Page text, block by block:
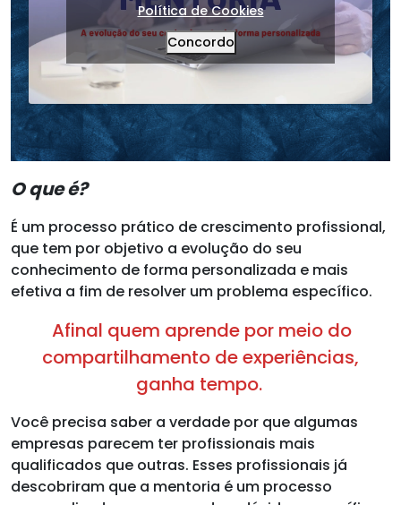
Política de Cookies
Concordo
O que é?
É um processo prático de crescimento profissional,
que tem por objetivo a evolução do seu
conhecimento de forma personalizada e mais
efetiva a fim de resolver um problema específico.
Afinal quem aprende por meio do
compartilhamento de experiências,
ganha tempo.
Você precisa saber a verdade por que algumas
empresas parecem ter profissionais mais
qualificados que outras. Esses profissionais já
descobriram que a mentoria é um processo